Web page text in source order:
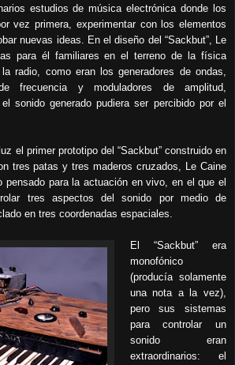
estudios de música electrónica donde los
vez primera, experimentar con los elementos
nuevas ideas. En el diseño del “Sackbut”, Le
para él familiares en el terreno de la física
radio, como eran los generadores de ondas,
frecuencia y moduladores de amplitud,
sonido generado pudiera ser percibido por el
el primer prototipo del “Sackbut” construido en
tres patas y tres maderos cruzados, Le Caine
pensado para la actuación en vivo, en el que el
tres aspectos del sonido por medio de
en tres coordenadas espaciales.
El “Sackbut” era
monofónico
(producía solamente
una nota a la vez),
pero sus sistemas
para controlar un
sonido eran
extraordinarios: el